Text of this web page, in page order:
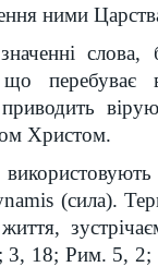
ними
слова,
перебуває
Христом.
(сила).
3, 18; Рим. 5,